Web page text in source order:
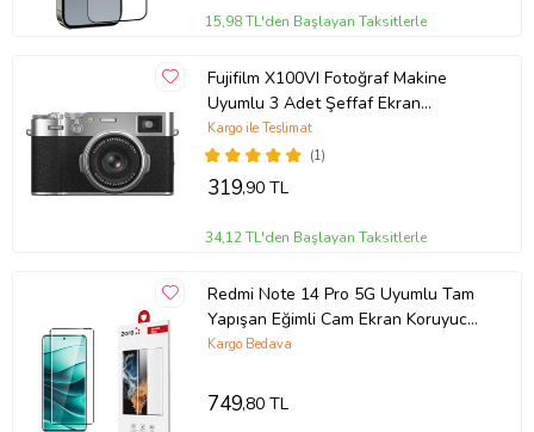
Ürün Kodu:kcm28512077
15,98 TL'den Başlayan Taksitlerle
Fujifilm X100VI Fotoğraf Makine
Uyumlu 3 Adet Şeffaf Ekran
koruyucu Nano Jelatin
(1)
Kargo ile Teslimat
319,90 TL
34,12 TL'den Başlayan Taksitlerle
Redmi Note 14 Pro 5G Uyumlu Tam
Yapışan Eğimli Cam Ekran Koruyucu
(Siyah)
Kargo Bedava
749,80 TL